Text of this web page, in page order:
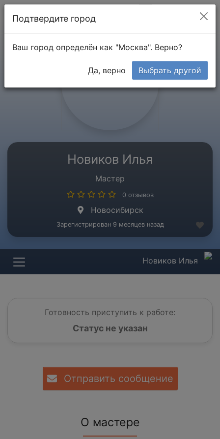
Новиков Илья
Мастер
0 отзывов
Новосибирск
Зарегистрирован 9 месяцев назад
Новиков Илья
Готовность приступить к работе:
Статус не указан
Отправить сообщение
О мастере
Подтвердите город
Ваш город определён как "Москва". Верно?
Да, верно Выбрать другой